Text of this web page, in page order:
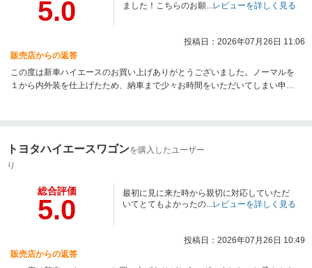
5.0
ました！こちらのお願...レビューを詳しく見る
投稿日：2026年07月26日 11:06
販売店からの返答
この度は新車ハイエースのお買い上げありがとうございました。ノーマルを
１から内外装を仕上げたため、納車まで少々お時間をいただいてしまい申し
トヨタハイエースワゴンを購入したユーザー
り
総合評価
5.0
最初に見に来た時から親切に対応していただ
いてとてもよかったの...レビューを詳しく見る
投稿日：2026年07月26日 10:49
販売店からの返答